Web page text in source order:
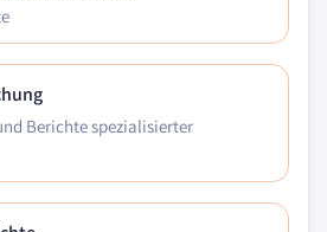
Berichte spezialisierter